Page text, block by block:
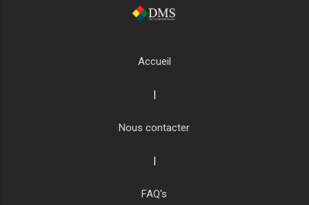
Accueil
Nous contacter
FAQ's